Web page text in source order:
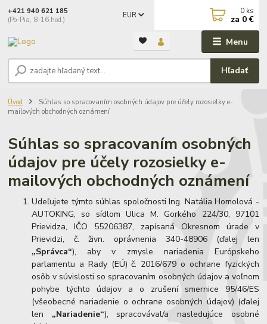
Menu
EUR
Hľadať
+421 940 621 185
(Po-Pia, 8-16 hod.)
0 ks
za 0 €
Úvod
Súhlas so spracovaním osobných údajov pre účely rozosielky e-
mailových obchodných oznámení
Súhlas so spracovaním osobných
údajov pre účely rozosielky e-
mailových obchodných oznámení
Udeľujete týmto súhlas spoločnosti Ing. Natália Homolová -
AUTOKING, so sídlom Ulica M. Gorkého 224/30, 97101
Prievidza, IČO 55206387, zapísaná Okresnom úrade v
Prievidzi, č. živn. oprávnenia 340-48906 (ďalej len
„Správca“), aby v zmysle nariadenia Európskeho
parlamentu a Rady (EÚ) č. 2016/679 o ochrane fyzických
osôb v súvislosti so spracovaním osobných údajov a voľnom
pohybe týchto údajov a o zrušení smernice 95/46/ES
(všeobecné nariadenie o ochrane osobných údajov) (ďalej
len „Nariadenie“), spracovával/a nasledujúce osobné